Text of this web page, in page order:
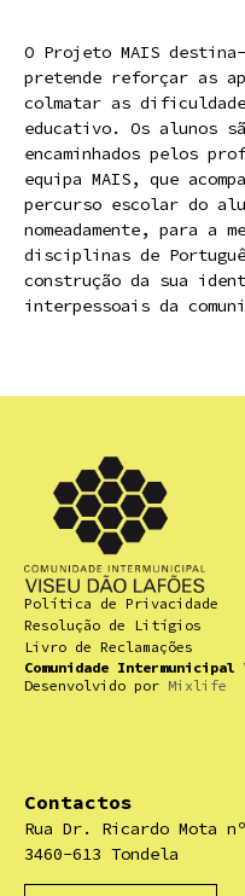
O Projeto MAIS
pretende reforçar as
colmatar as
educativo. Os alunos
encaminhados pelos
equipa MAIS, que
percurso escolar do
nomeadamente, para a
disciplinas de
construção da sua
interpessoais da
Política de Privacidade
Resolução de Litígios
Livro de Reclamações
Comunidade Intermunicipal
Desenvolvido por Mixlife
Contactos
Rua Dr. Ricardo Mota
3460-613 Tondela